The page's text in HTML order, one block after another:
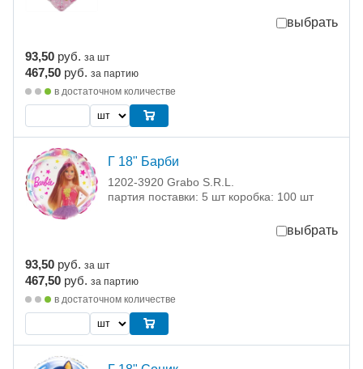
выбрать
93,50 руб. за шт
467,50 руб. за партию
в достаточном количестве
Г 18" Барби
1202-3920 Grabo S.R.L.
партия поставки: 5 шт коробка: 100 шт
выбрать
93,50 руб. за шт
467,50 руб. за партию
в достаточном количестве